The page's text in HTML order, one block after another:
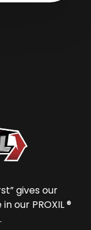
gives our
our PROXIL ®